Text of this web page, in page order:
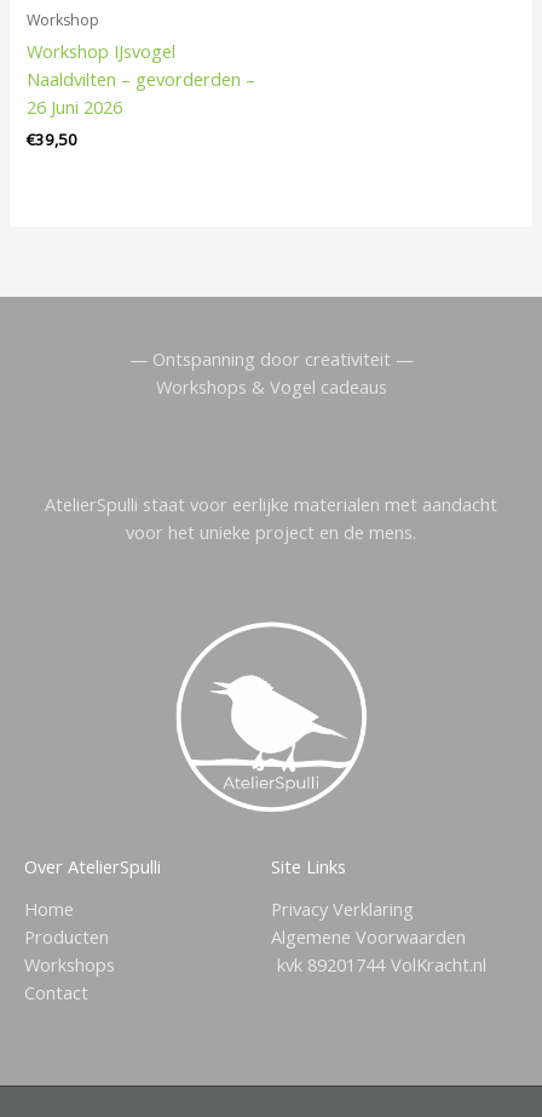
Workshop
Workshop IJsvogel
Naaldvilten – gevorderden –
26 Juni 2026
€39,50
— Ontspanning door creativiteit —
Workshops & Vogel cadeaus
AtelierSpulli staat voor eerlijke materialen met aandacht
voor het unieke project en de mens.
Over AtelierSpulli
Home
Producten
Workshops
Contact
Site Links
Privacy Verklaring
Algemene Voorwaarden
kvk 89201744 VolKracht.nl